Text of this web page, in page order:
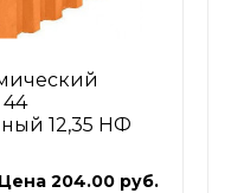
12,35 НФ
Цена 204.00 руб.